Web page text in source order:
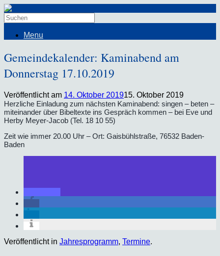
Menu
Gemeindekalender: Kaminabend am
Donnerstag 17.10.2019
Veröffentlicht am 14. Oktober 201915. Oktober 2019
Herzliche Einladung zum nächsten Kaminabend: singen – beten –
miteinander über Bibeltexte ins Gespräch kommen – bei Eve und
Herby Meyer-Jacob (Tel. 18 10 55)
Zeit wie immer 20.00 Uhr – Ort: Gaisbühlstraße, 76532 Baden-
Baden
Veröffentlicht in Jahresprogramm, Termine.